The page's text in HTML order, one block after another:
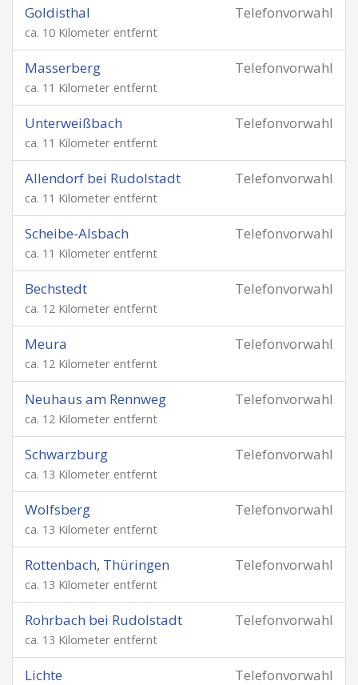
Telefonvorwahl
Goldisthal
ca. 10 Kilometer entfernt
Telefonvorwahl
Masserberg
ca. 11 Kilometer entfernt
Telefonvorwahl
Unterweißbach
ca. 11 Kilometer entfernt
Telefonvorwahl
Allendorf bei Rudolstadt
ca. 11 Kilometer entfernt
Telefonvorwahl
Scheibe-Alsbach
ca. 11 Kilometer entfernt
Telefonvorwahl
Bechstedt
ca. 12 Kilometer entfernt
Telefonvorwahl
Meura
ca. 12 Kilometer entfernt
Telefonvorwahl
Neuhaus am Rennweg
ca. 12 Kilometer entfernt
Telefonvorwahl
Schwarzburg
ca. 13 Kilometer entfernt
Telefonvorwahl
Wolfsberg
ca. 13 Kilometer entfernt
Telefonvorwahl
Rottenbach, Thüringen
ca. 13 Kilometer entfernt
Telefonvorwahl
Rohrbach bei Rudolstadt
ca. 13 Kilometer entfernt
Telefonvorwahl
Lichte